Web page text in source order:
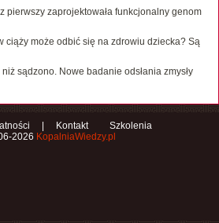
pierwszy zaprojektowała funkcjonalny genom
ciąży może odbić się na zdrowiu dziecka? Są
sądzono. Nowe badanie odsłania zmysły
Kontakt
Szkolenia
2026 KopalniaWiedzy.pl